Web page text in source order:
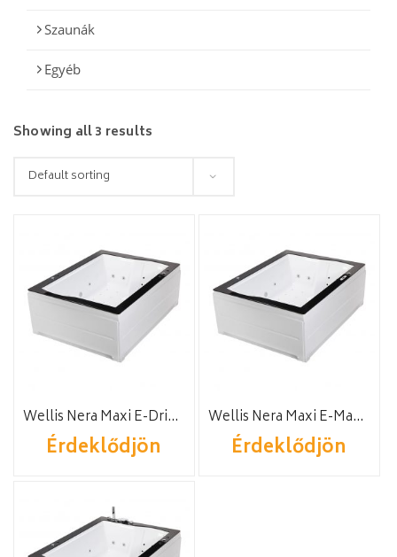
Szaunák
Egyéb
Showing all 3 results
Wellis Nera Maxi E-Drive™ TOUCH
Érdeklődjön
Wellis Nera Maxi E-Max™ TOUCH
Érdeklődjön